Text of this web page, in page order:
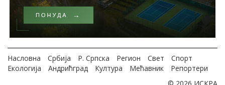
Насловна Србија Р. Српска Регион Свет
Спорт
Екологија
Андрићград Култура Мећавник
Репортери